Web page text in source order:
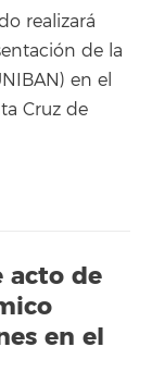
realizará
de la
en el
Cruz de
acto de
en el